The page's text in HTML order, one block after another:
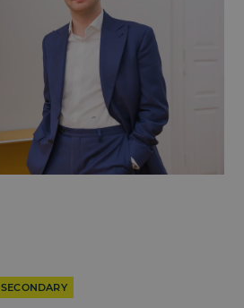
SECONDARY